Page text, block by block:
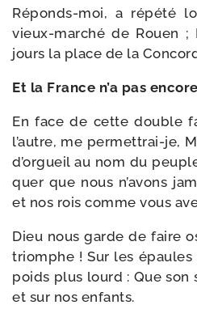
Réponds-​moi, a répé­té
vieux-​marché de Rouen
jours la place de la
Et la France n’a pas
En face de cette double
l’autre, me permettrai-​je,
d’or­gueil au nom du
quer que nous n’a­vons
et nos rois comme vous
Dieu nous garde de faire
triomphe ! Sur les
poids plus lourd : Que son
et sur nos enfants.